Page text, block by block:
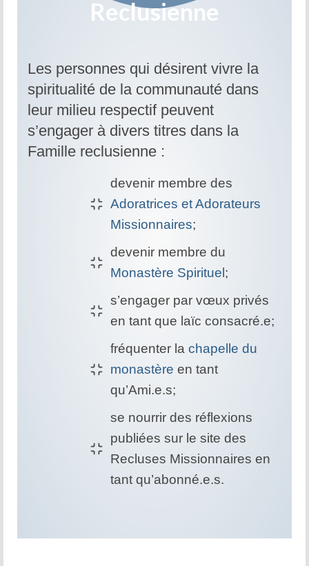
Prière d’Adoration et de Louange
Solitude Communion
Prière d’intercession
Dévotion mariale
Jeanne Le Ber
Le Tombeau de Jeanne Le Ber
Prier à la manière de Jeanne Le Ber – 7
Bibliographie sur Jeanne Le Ber
Vidéos sur Jeanne Le Ber
La tradition des Recluses
Chapelle d’adoration
Famille reclusienne
Adoratrices et Adorateurs Missionnaires
Monastère Spirituel
Reclusienne
Les personnes qui désirent vivre la
spiritualité de la communauté dans
leur milieu respectif peuvent
s’engager à divers titres dans la
Famille reclusienne :
devenir membre des
Adoratrices et Adorateurs
Missionnaires;
devenir membre du
Monastère Spirituel;
s’engager par vœux privés
en tant que laïc consacré.e;
fréquenter la chapelle du
monastère en tant
qu’Ami.e.s;
se nourrir des réflexions
publiées sur le site des
Recluses Missionnaires en
tant qu’abonné.e.s.